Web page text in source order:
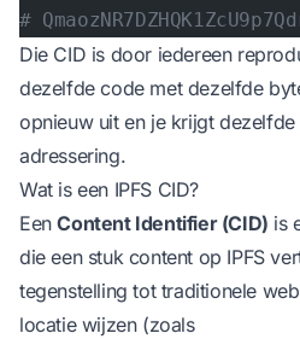
#
Die CID is door iedereen
dezelfde code met dezelfde
opnieuw uit en je krijgt
adressering.
Wat is een IPFS CID?
EenContent Identifier (CID) is
die een stuk content op IPFS
tegenstelling tot traditionele
locatie wijzen (zoals